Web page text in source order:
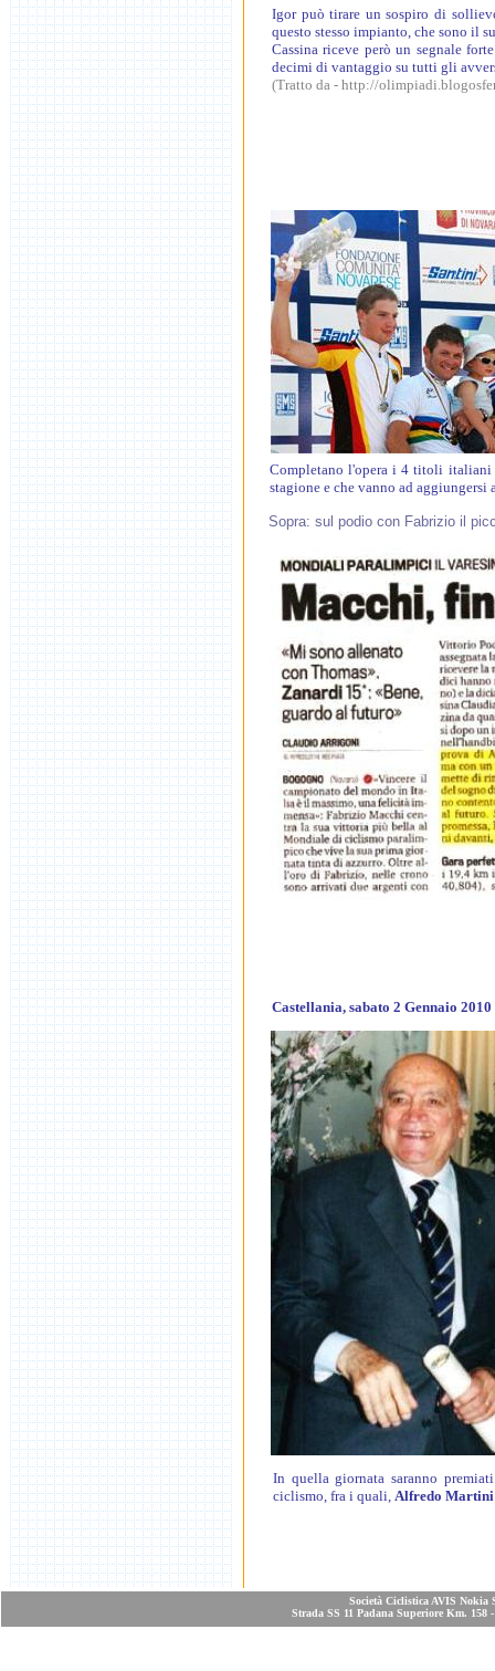
Igor può tirare un sospiro di
questo stesso impianto, che sono il
Cassina riceve però un segnale
decimi di vantaggio su tutti gli
(Tratto da - http://
Completano l'opera i 4 titoli italiani
stagione e che vanno ad aggiungersi
Sopra: sul podio con Fabrizio il
Castellania, sabato 2 Gennaio 2010
In quella giornata saranno
ciclismo, fra i quali, Alfredo
Società Ciclistica AVIS Nokia
Strada SS 11 Padana Superiore Km. 158